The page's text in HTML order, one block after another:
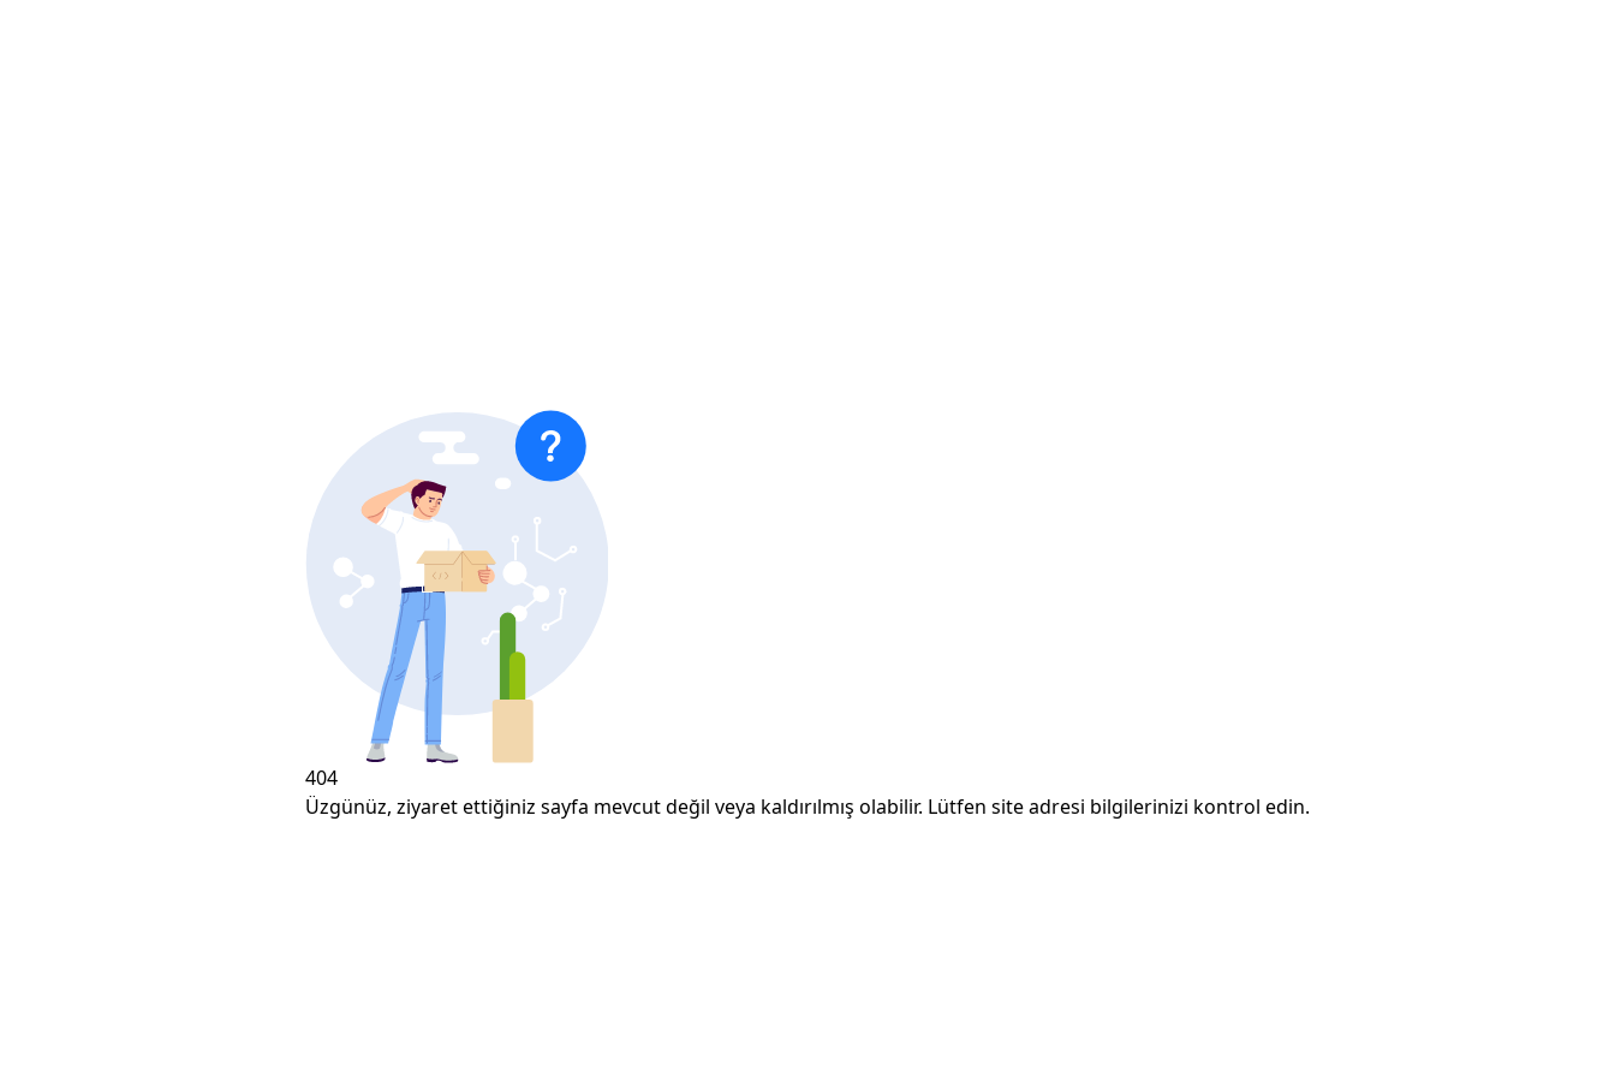
404
Üzgünüz, ziyaret ettiğiniz sayfa mevcut değil veya kaldırılmış olabilir. Lütfen site adresi bilgilerinizi kontrol edin.